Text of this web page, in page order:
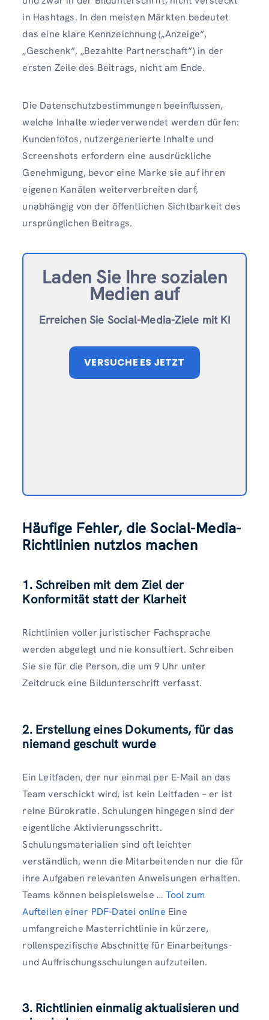
in Hashtags. In den meisten Märkten bedeutet
das eine klare Kennzeichnung („Anzeige“,
„Geschenk“, „Bezahlte Partnerschaft“) in der
ersten Zeile des Beitrags, nicht am Ende.
Die Datenschutzbestimmungen beeinflussen,
welche Inhalte wiederverwendet werden dürfen:
Kundenfotos, nutzergenerierte Inhalte und
Screenshots erfordern eine ausdrückliche
Genehmigung, bevor eine Marke sie auf ihren
eigenen Kanälen weiterverbreiten darf,
unabhängig von der öffentlichen Sichtbarkeit des
ursprünglichen Beitrags.
Laden Sie Ihre sozialen
Medien auf
Erreichen Sie Social-Media-Ziele mit KI
VERSUCHE ES JETZT
Häufige Fehler, die Social-Media-
Richtlinien nutzlos machen
1. Schreiben mit dem Ziel der
Konformität statt der Klarheit
Richtlinien voller juristischer Fachsprache
werden abgelegt und nie konsultiert. Schreiben
Sie sie für die Person, die um 9 Uhr unter
Zeitdruck eine Bildunterschrift verfasst.
2. Erstellung eines Dokuments, für das
niemand geschult wurde
Ein Leitfaden, der nur einmal per E-Mail an das
Team verschickt wird, ist kein Leitfaden – er ist
reine Bürokratie. Schulungen hingegen sind der
eigentliche Aktivierungsschritt.
Schulungsmaterialien sind oft leichter
verständlich, wenn die Mitarbeitenden nur die für
ihre Aufgaben relevanten Anweisungen erhalten.
Teams können beispielsweise …Tool zum
Aufteilen einer PDF-Datei online Eine
umfangreiche Masterrichtlinie in kürzere,
rollenspezifische Abschnitte für Einarbeitungs-
und Auffrischungsschulungen aufzuteilen.
3. Richtlinien einmalig aktualisieren und